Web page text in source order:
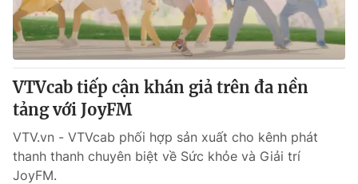
VTVcab tiếp cận khán giả trên đa nền
tảng với JoyFM
VTV.vn - VTVcab phối hợp sản xuất cho kênh phát
thanh thanh chuyên biệt về Sức khỏe và Giải trí
JoyFM.